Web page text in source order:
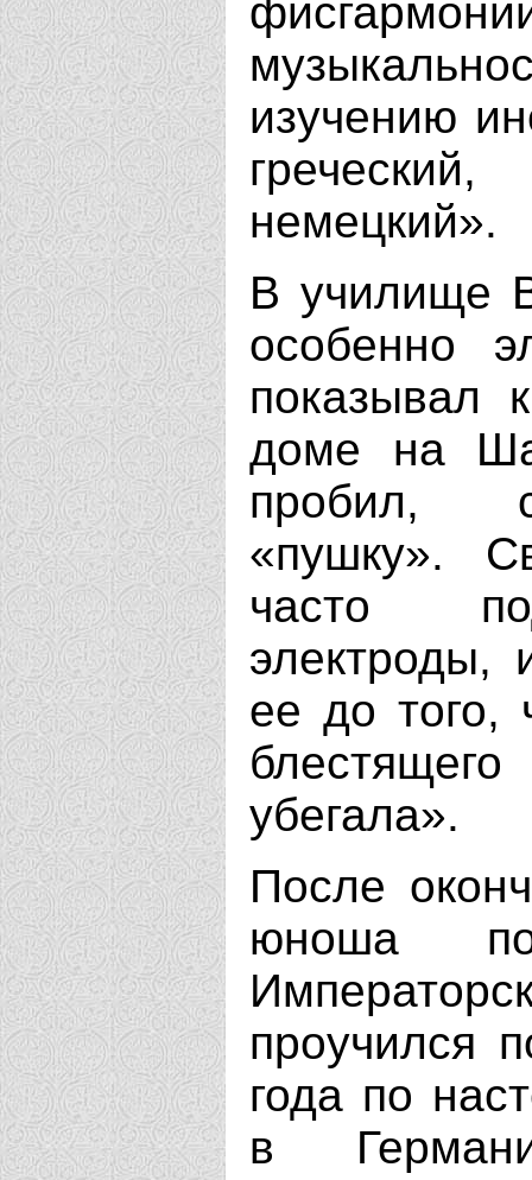
изучению
немецкий».
В училище
особенно
показывал
доме на
пробил,
«пушку».
часто
электроды,
ее до того,
убегала».
После
юноша
проучился
года по
в